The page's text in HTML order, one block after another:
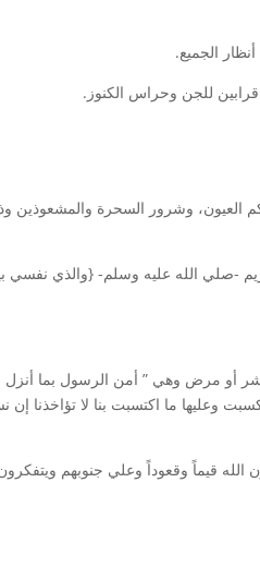
الجميع.
للجن وحراس الكنوز.
العيون، وشرور السحرة
-صلي الله عليه وسلم- {والذي نفسي
شر أو مرض وهي ” أمن الرسول بما
وعليها ما اكتسبت بنا لا تؤاخذنا إن
الذين يذكرون الله قيماً وقعوداً وعلي